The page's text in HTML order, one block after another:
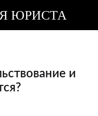
ЮРИСТА
и